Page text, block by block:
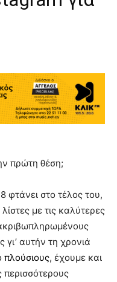
πρώτη θέση;
φτάνει στο τέλος του,
με τις καλύτερες
γι’ αυτήν τη χρονιά
πλούσιους, έχουμε και